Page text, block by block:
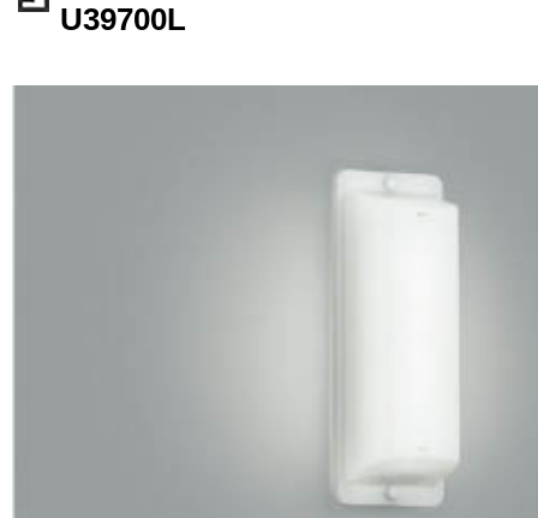
U39700L